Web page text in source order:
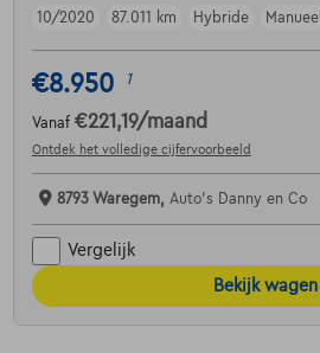
10/2020
87.011 km Hybride Manueel
€8.950 1
Vanaf €221,19/maand
Ontdek het volledige cijfervoorbeeld
8793 Waregem, Auto's Danny en Co
Vergelijk
Bekijk wagen